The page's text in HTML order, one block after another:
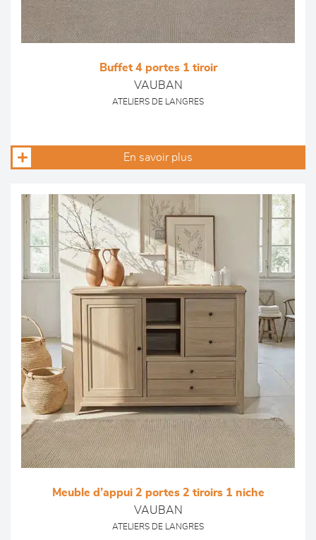
Buffet 4 portes 1 tiroir
VAUBAN
ATELIERS DE LANGRES
En savoir plus
Meuble d’appui 2 portes 2 tiroirs 1 niche
VAUBAN
ATELIERS DE LANGRES